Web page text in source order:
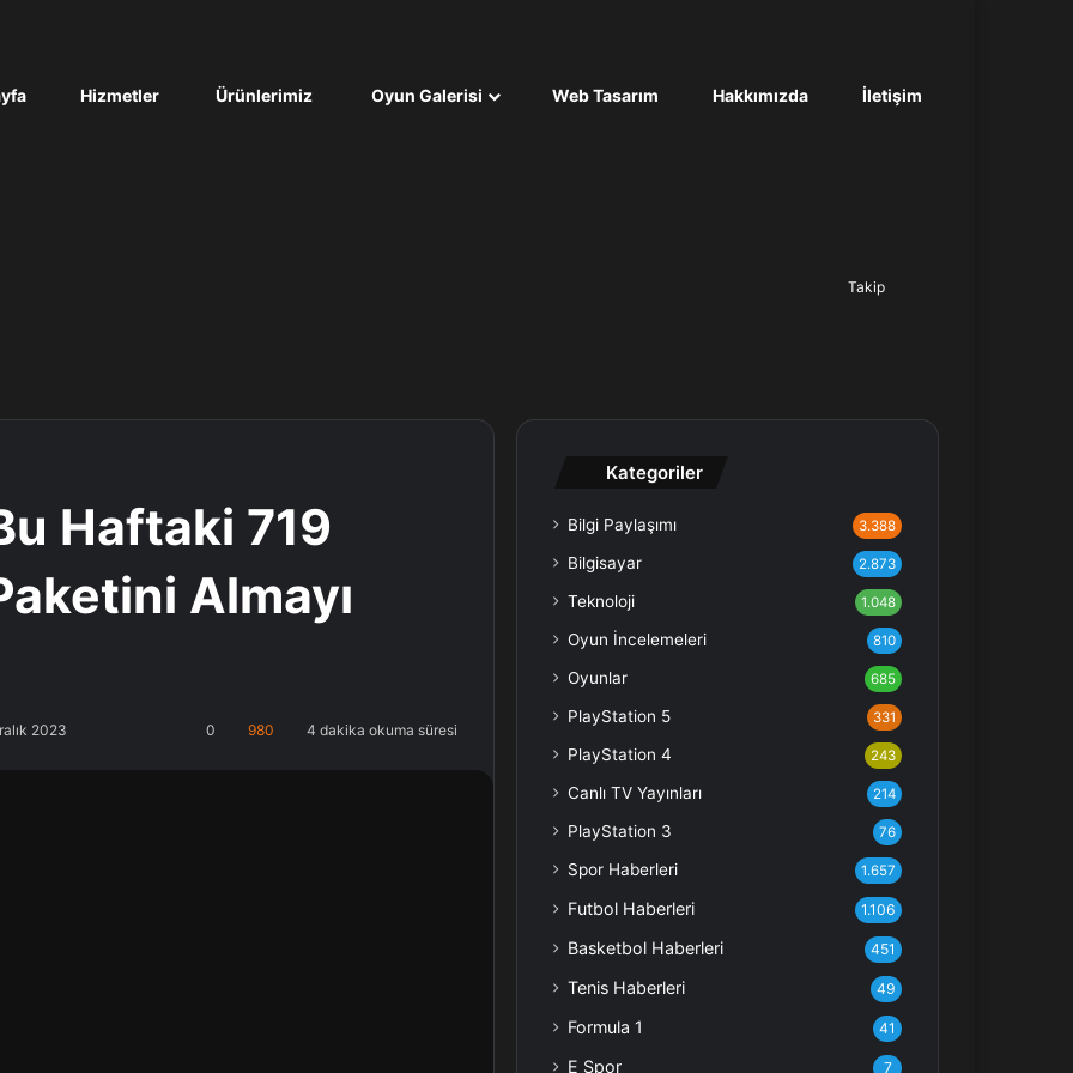
Hizmetler Ürünlerimiz Oyun Galerisi Web Tasarım Hakkımızda İletişim
Takip
Haftaki 719
Almayı
2023 0 980 4 dakika okuma süresi
Kategoriler
Bilgi Paylaşımı 3.388
Bilgisayar 2.873
Teknoloji 1.048
Oyun İncelemeleri 810
Oyunlar 685
PlayStation 5 331
PlayStation 4 243
Canlı TV Yayınları 214
PlayStation 3 76
Spor Haberleri 1.657
Futbol Haberleri 1.106
Basketbol Haberleri 451
Tenis Haberleri 49
Formula 1 41
E Spor 7